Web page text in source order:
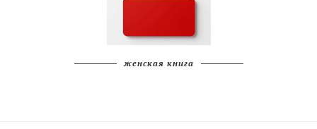
женская книга